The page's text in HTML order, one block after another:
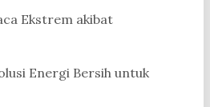
Ekstrem akibat
Energi Bersih untuk